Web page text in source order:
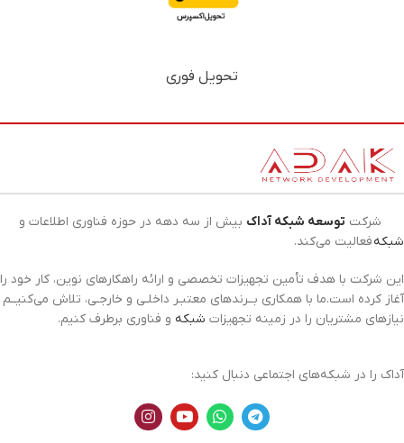
تحویل فوری
شرکت توسعه شبکه آداک بیش از سه دهه در حوزه فناوری اطلاعات و
شبکهفعالیت می‌کند.
این شرکت با هدف تأمین تجهیزات تخصصی و ارائه راهکارهای نوین، کار خود را
آغاز کرده است.ما با همکاری بــرندهای معتبـر داخلـی و خارجـی، تلاش می‌کنیــم
نیازهای مشتریان را در زمینه تجهیزات شبکه و فناوری برطرف کنیم.
آداک را در شبکه‌های اجتماعی دنبال کنید: